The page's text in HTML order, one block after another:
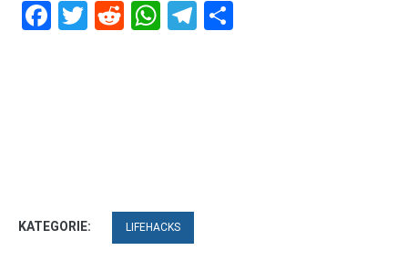
Facebook
Twitter
RedditWhatsApp
Telegram
KATEGORIE: LIFEHACKS